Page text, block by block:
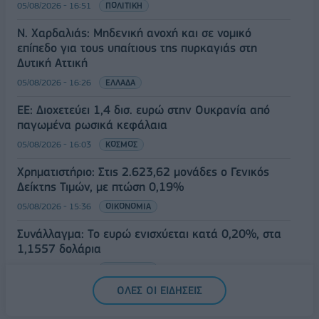
05/08/2026 - 16:51 ΠΟΛΙΤΙΚΗ
Ν. Χαρδαλιάς: Μηδενική ανοχή και σε νομικό
επίπεδο για τους υπαίτιους της πυρκαγιάς στη
Δυτική Αττική
05/08/2026 - 16:26 ΕΛΛΑΔΑ
ΕΕ: Διοχετεύει 1,4 δισ. ευρώ στην Ουκρανία από
παγωμένα ρωσικά κεφάλαια
05/08/2026 - 16:03 ΚΟΣΜΟΣ
Χρηματιστήριο: Στις 2.623,62 μονάδες ο Γενικός
Δείκτης Τιμών, με πτώση 0,19%
05/08/2026 - 15:36 ΟΙΚΟΝΟΜΙΑ
Συνάλλαγμα: Το ευρώ ενισχύεται κατά 0,20%, στα
1,1557 δολάρια
ΟΛΕΣ ΟΙ ΕΙΔΗΣΕΙΣ